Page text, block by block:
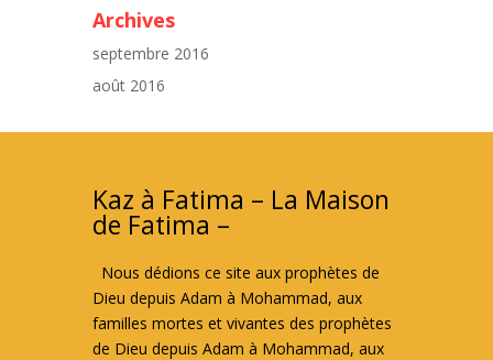
Archives
septembre 2016
août 2016
Kaz à Fatima – La Maison
de Fatima –
Nous dédions ce site aux prophètes de
Dieu depuis Adam à Mohammad, aux
familles mortes et vivantes des prophètes
de Dieu depuis Adam à Mohammad, aux